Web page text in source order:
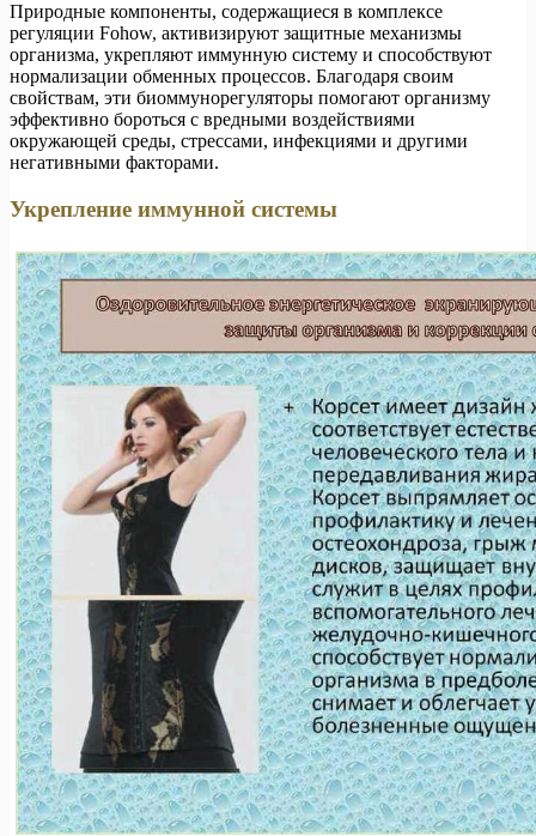
Природные компоненты, содержащиеся в комплексе
регуляции Fohow, активизируют защитные механизмы
организма, укрепляют иммунную систему и способствуют
нормализации обменных процессов. Благодаря своим
свойствам, эти биоммунорегуляторы помогают организму
эффективно бороться с вредными воздействиями
окружающей среды, стрессами, инфекциями и другими
негативными факторами.
Укрепление иммунной системы